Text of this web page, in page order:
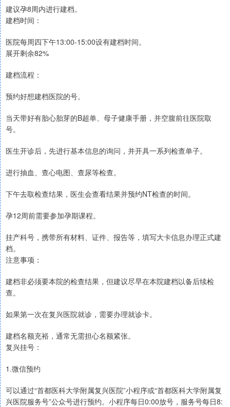
建议孕8周内进行建档。
建档时间：
医院每周四下午13:00-15:00设有建档时间。
展开剩余82%
建档流程：
预约好想建档医院的号。
当天带好有胎心胎芽的B超单、母子健康手册，并空腹前往医院取
号。
医生开诊后，先进行基本信息的询问，并开具一系列检查单子。
进行抽血、查心电图、查尿等检查。
下午去取检查结果，医生会查看结果并预约NT检查的时间。
孕12周前需要参加孕期课程。
挂产科号，携带所有材料、证件、报告等，填写大卡信息办理正式建
档。
注意事项：
建档非必须要本院的检查结果，但建议尽早在本院建档以备后续检
查。
如果第一次在复兴医院就诊，需要办理就诊卡。
建档名额充裕，通常无需担心名额紧张。
复兴挂号：
1.微信预约
可以通过“首都医科大学附属复兴医院”小程序或“首都医科大学附属复
兴医院服务号”公众号进行预约。小程序每日0:00放号，服务号每日8: